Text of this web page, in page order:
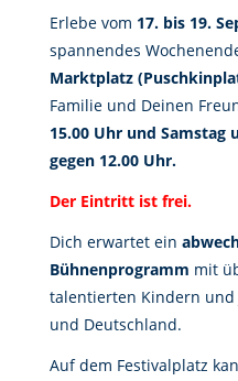
Erlebe vom 17. bis 19.
spannendes
Marktplatz
Familie und Deinen
15.00 Uhr und
gegen 12.00 Uhr.
Der Eintritt ist frei.
Dich erwartet ein
Bühnenprogramm mit
talentierten Kindern und
und Deutschland.
Auf dem Festivalplatz